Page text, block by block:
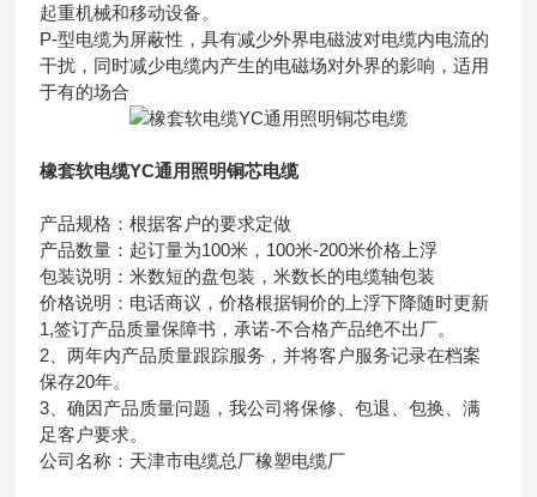
起重机械和移动设备。
P-型电缆为屏蔽性，具有减少外界电磁波对电缆内电流的
干扰，同时减少电缆内产生的电磁场对外界的影响，适用
于有的场合
橡套软电缆YC通用照明铜芯电缆
产品规格：根据客户的要求定做
产品数量：起订量为100米，100米-200米价格上浮
包装说明：米数短的盘包装，米数长的电缆轴包装
价格说明：电话商议，价格根据铜价的上浮下降随时更新
1,签订产品质量保障书，承诺-不合格产品绝不出厂。
2、两年内产品质量跟踪服务，并将客户服务记录在档案
保存20年。
3、确因产品质量问题，我公司将保修、包退、包换、满
足客户要求。
公司名称：天津市电缆总厂橡塑电缆厂